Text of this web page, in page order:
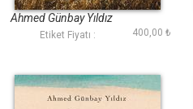
Ahmed Günbay Yıldız
Etiket Fiyatı : 400,00 ₺